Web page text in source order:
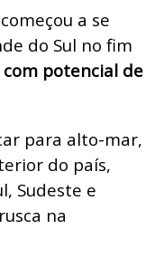
a se
do Sul no fim
potencial de
para alto-mar,
do país,
Sudeste e
na